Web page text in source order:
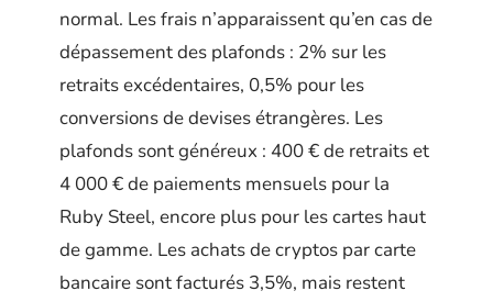
normal. Les frais n’apparaissent qu’en cas de
dépassement des plafonds : 2% sur les
retraits excédentaires, 0,5% pour les
conversions de devises étrangères. Les
plafonds sont généreux : 400 € de retraits et
4 000 € de paiements mensuels pour la
Ruby Steel, encore plus pour les cartes haut
de gamme. Les achats de cryptos par carte
bancaire sont facturés 3,5%, mais restent